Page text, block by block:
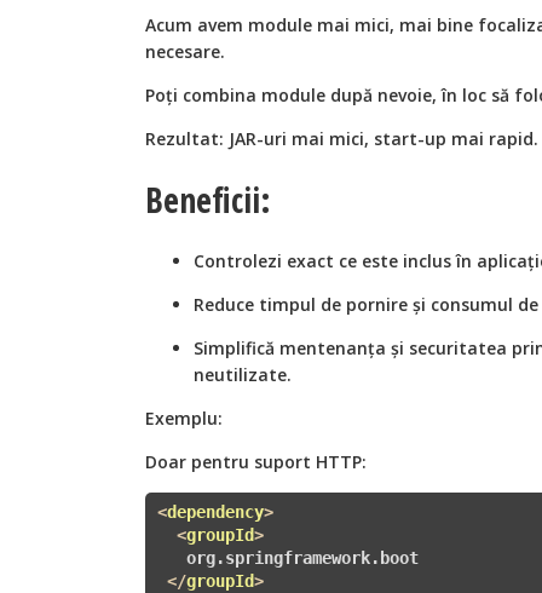
Acum avem module mai mici, mai bine
necesare.
Poți combina module după nevoie, în loc să
Rezultat: JAR-uri mai mici, start-up mai rapid.
Beneficii:
Controlezi exact ce este inclus în
Reduce timpul de pornire și consumul
Simplifică mentenanța și securitatea
neutilizate.
Exemplu:
Doar pentru suport HTTP:
<dependency>
<groupId>
   org.springframework.boot
</groupId>